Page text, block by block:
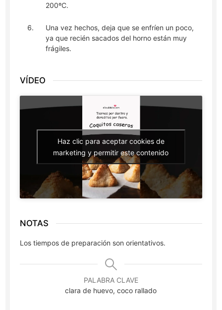
200ºC.
Una vez hechos, deja que se enfríen un poco,
ya que recién sacados del horno están muy
frágiles.
VÍDEO
Haz clic para aceptar cookies de
marketing y permitir este contenido
NOTAS
Los tiempos de preparación son orientativos.
PALABRA CLAVE
clara de huevo, coco rallado